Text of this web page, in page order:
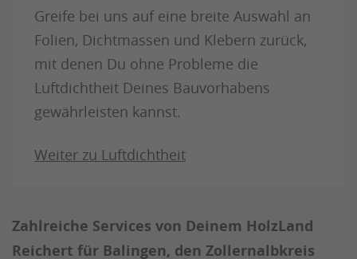
Greife bei uns auf eine breite Auswahl an
Folien, Dichtmassen und Klebern zurück,
mit denen Du ohne Probleme die
Luftdichtheit Deines Bauvorhabens
gewährleisten kannst.
Weiter zu Luftdichtheit
Zahlreiche Services von Deinem HolzLand
Reichert für Balingen, den Zollernalbkreis